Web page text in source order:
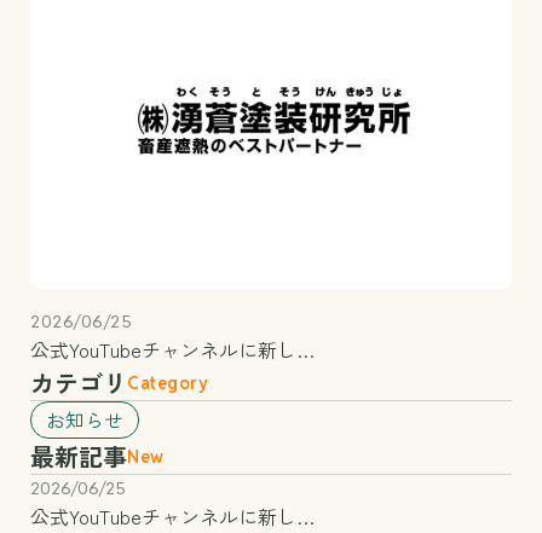
2026/06/25
公式YouTubeチャンネルに新し…
カテゴリ Category
お知らせ
最新記事New
2026/06/25
公式YouTubeチャンネルに新し…